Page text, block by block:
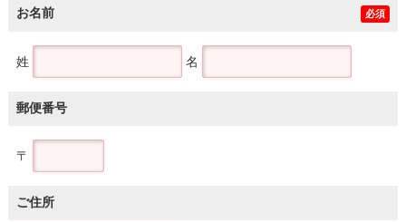
お名前 必須
姓 名
郵便番号
〒
ご住所